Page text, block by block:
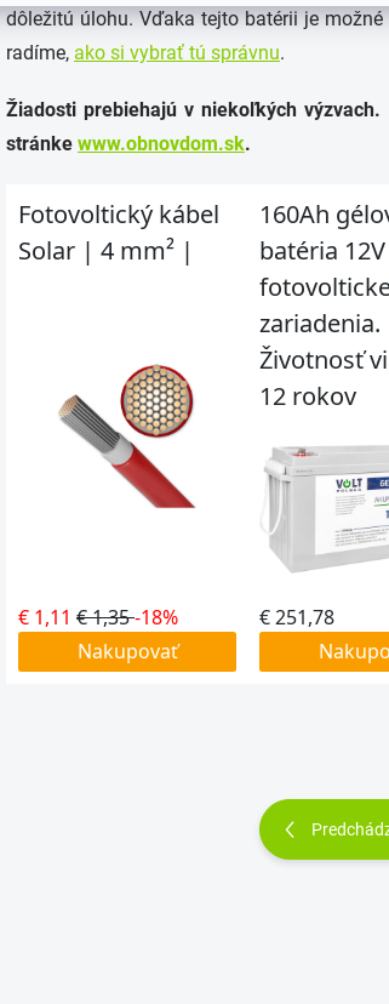
dôležitú úlohu. Vďaka tejto batérii je
radíme, ako si vybrať tú správnu.
Žiadosti prebiehajú v niekoľkých
stránke www.obnovdom.sk.